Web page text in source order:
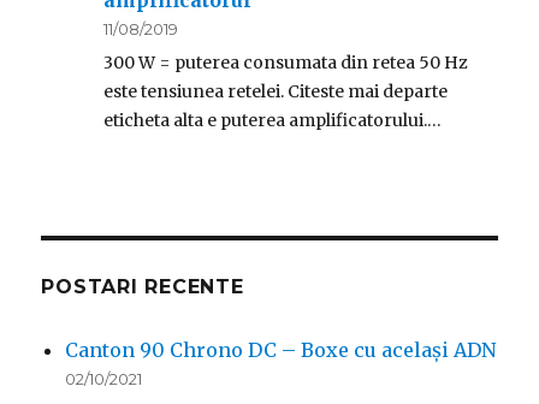
11/08/2019
300 W = puterea consumata din retea 50 Hz
este tensiunea retelei. Citeste mai departe
eticheta alta e puterea amplificatorului.…
POSTARI RECENTE
Canton 90 Chrono DC – Boxe cu același ADN
02/10/2021